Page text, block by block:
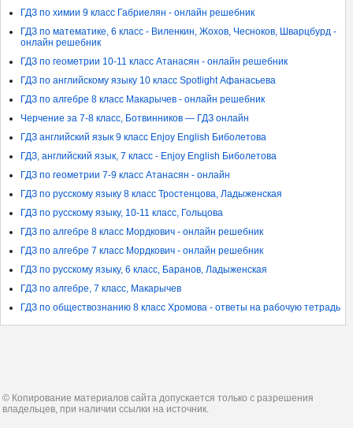
ГДЗ по химии 9 класс Габриелян - онлайн решебник
ГДЗ по математике, 6 класс - Виленкин, Жохов, Чесноков, Шварцбурд -
онлайн решебник
ГДЗ по геометрии 10-11 класс Атанасян - онлайн решебник
ГДЗ по английскому языку 10 класс Spotlight Афанасьева
ГДЗ по алгебре 8 класс Макарычев - онлайн решебник
Черчение за 7-8 класс, Ботвинников — ГДЗ онлайн
ГДЗ английский язык 9 класс Enjoy English Биболетова
ГДЗ, английский язык, 7 класс - Enjoy English Биболетова
ГДЗ по геометрии 7-9 класс Атанасян - онлайн
ГДЗ по русскому языку 8 класс Тростенцова, Ладыженская
ГДЗ по русскому языку, 10-11 класс, Гольцова
ГДЗ по алгебре 8 класс Мордкович - онлайн решебник
ГДЗ по алгебре 7 класс Мордкович - онлайн решебник
ГДЗ по русскому языку, 6 класс, Баранов, Ладыженская
ГДЗ по алгебре, 7 класс, Макарычев
ГДЗ по обществознанию 8 класс Хромова - ответы на рабочую тетрадь
© Копирование материалов сайта допускается только с разрешения
владельцев, при наличии ссылки на источник.